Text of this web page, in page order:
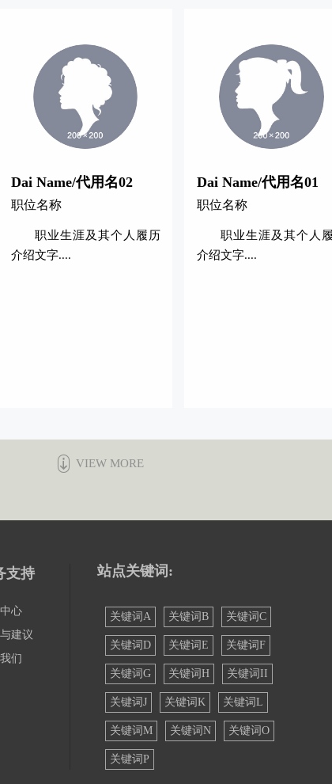
Dai Name/代用名02
职位名称
职业生涯及其个人履历
介绍文字....
Dai Name/代用名01
职位名称
职业生涯及其个人
介绍文字....
VIEW MORE
支持
心
建议
们
站点关键词:
关键词A 关键词B 关键词C
关键词D 关键词E 关键词F
关键词G 关键词H 关键词II
关键词J 关键词K 关键词L
关键词M 关键词N 关键词O
关键词P